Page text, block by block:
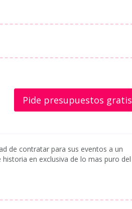
Pide presupuestos gratis
de contratar para sus eventos a un
historia en exclusiva de lo mas puro del